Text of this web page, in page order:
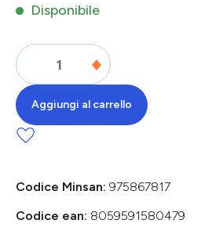
Disponibile
Aggiungi al carrello
Codice Minsan: 975867817
Codice ean: 8059591580479